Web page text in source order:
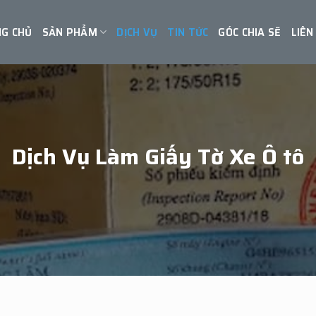
CHỦ SẢN PHẨM DỊCH VỤ TIN TỨC GÓC CHIA SẼ
Dịch Vụ Làm Giấy Tờ Xe Ô tô